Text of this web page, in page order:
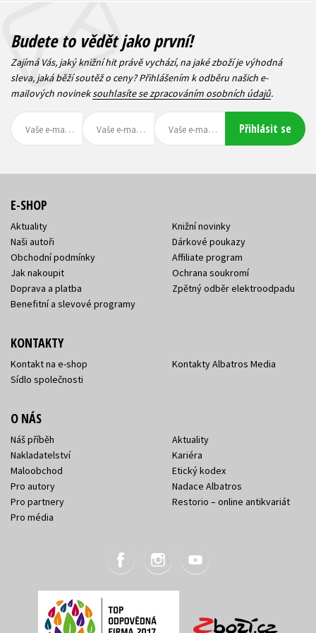
Amelia Cobb
183 Kč
Ema a její kouzelná
zoo - Zvědavý
klokánek
Amelia Cobb
183 Kč
Ema a její kouzelná
zoo - Odvážná
Amelia Cobb
229 Kč
183 Kč
229 Kč
183 Kč
Ema a její kouzelná
229 Kč
183 Kč
Útulek záhad
Petr Hugo Šlik
349 Kč
279 Kč
Gerda: Příběh moře
263 Kč 1 590 Kč
1 272 Kč
Když kocour štěká
šťastným koncem –
Budete to vědět jako první!
Zajímá Vás, jaký knižní hit právě vychází, na jaké zboží je výhodná
sleva, jaká běží soutěž o ceny? Přihlášením k odběru našich e-
mailových novineksouhlasíte se zpracováním osobních údajů.
Přihlásit se
E-SHOP
Aktuality
Naši autoři
Obchodní podmínky
Jak nakoupit
Doprava a platba
Benefitní a slevové programy
Knižní novinky
Dárkové poukazy
Affiliate program
Ochrana soukromí
Zpětný odběr elektroodpadu
KONTAKTY
Kontakt na e-shop
Sídlo společnosti
Kontakty Albatros Media
O NÁS
Náš příběh
Nakladatelství
Maloobchod
Pro autory
Pro partnery
Pro média
Aktuality
Kariéra
Etický kodex
Nadace Albatros
Restorio – online antikvariát